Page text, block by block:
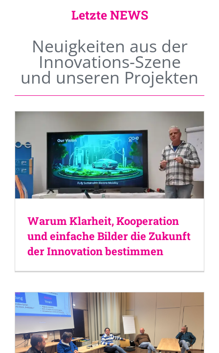
Letzte NEWS
Neuigkeiten aus der
Innovations-Szene
und unseren Projekten
Warum Klarheit, Kooperation
und einfache Bilder die Zukunft
der Innovation bestimmen